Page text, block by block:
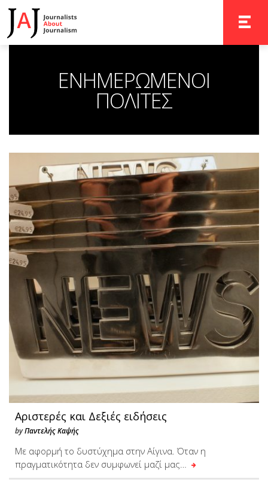
ΕΝΗΜΕΡΩΜΕΝΟΙ
ΠΟΛΙΤΕΣ
Αριστερές και Δεξιές ειδήσεις
byΠαντελής Καψής
Με αφορμή το δυστύχημα στην Αίγινα. Όταν η
πραγματικότητα δεν συμφωνεί μαζί μας…